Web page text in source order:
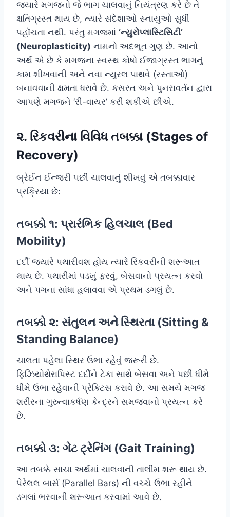
જ્યારે મગજનો જે ભાગ ચાલવાનું નિયંત્રણ કરે છે તે
ક્ષતિગ્રસ્ત થાય છે, ત્યારે સંદેશાઓ સ્નાયુઓ સુધી
પહોંચતા નથી. પરંતુ મગજમાં ‘ન્યુરોપ્લાસ્ટિસિટી’
(Neuroplasticity) નામનો અદભૂત ગુણ છે. આનો
અર્થ એ છે કે મગજના સ્વસ્થ કોષો ઈજાગ્રસ્ત ભાગનું
કામ શીખવાની અને નવા ન્યુરલ પાથવે (રસ્તાઓ)
બનાવવાની ક્ષમતા ધરાવે છે. કસરત અને પુનરાવર્તન દ્વારા
આપણે મગજને ‘રી-વાયર’ કરી શકીએ છીએ.
૨. રિકવરીના વિવિધ તબક્કા (Stages of
Recovery)
બ્રેઈન ઈન્જરી પછી ચાલવાનું શીખવું એ તબક્કાવાર
પ્રક્રિયા છે:
તબક્કો ૧: પ્રારંભિક હિલચાલ (Bed
Mobility)
દર્દી જ્યારે પથારીવશ હોય ત્યારે રિકવરીની શરૂઆત
થાય છે. પથારીમાં પડખું ફરવું, બેસવાનો પ્રયત્ન કરવો
અને પગના સાંધા હલાવવા એ પ્રથમ ડગલું છે.
તબક્કો ૨: સંતુલન અને સ્થિરતા (Sitting &
Standing Balance)
ચાલતા પહેલા સ્થિર ઉભા રહેવું જરૂરી છે.
ફિઝિયોથેરાપિસ્ટ દર્દીને ટેકા સાથે બેસવા અને પછી ધીમે
ધીમે ઉભા રહેવાની પ્રેક્ટિસ કરાવે છે. આ સમયે મગજ
શરીરના ગુરુત્વાકર્ષણ કેન્દ્રને સમજવાનો પ્રયત્ન કરે
છે.
તબક્કો ૩: ગેટ ટ્રેનિંગ (Gait Training)
આ તબક્કે સાચા અર્થમાં ચાલવાની તાલીમ શરૂ થાય છે.
પેરેલલ બાર્સ (Parallel Bars) ની વચ્ચે ઉભા રહીને
ડગલાં ભરવાની શરૂઆત કરવામાં આવે છે.